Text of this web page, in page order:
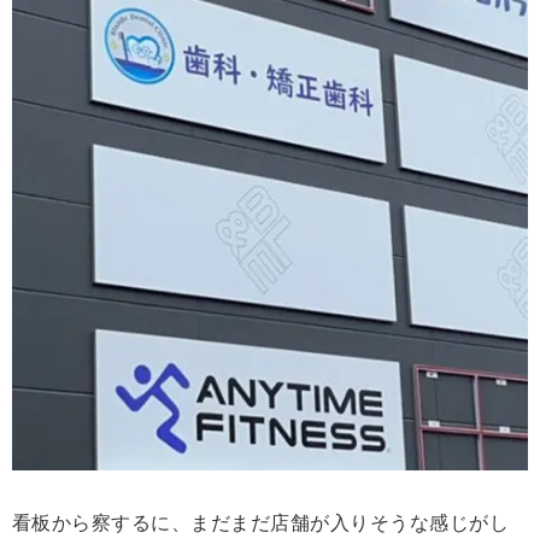
看板から察するに、まだまだ店舗が入りそうな感じがし